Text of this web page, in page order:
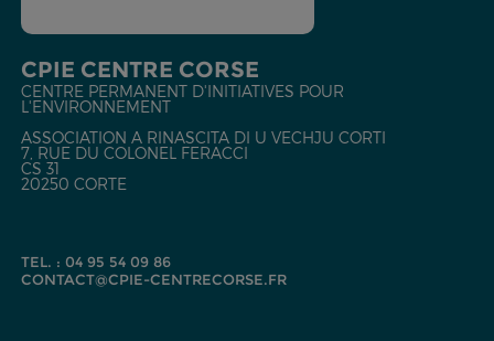
CPIE CENTRE CORSE
CENTRE PERMANENT D'INITIATIVES POUR
L'ENVIRONNEMENT
ASSOCIATION A RINASCITA DI U VECHJU CORTI
7, RUE DU COLONEL FERACCI
CS 31
20250 CORTE
TEL. : 04 95 54 09 86
CONTACT@CPIE-CENTRECORSE.FR